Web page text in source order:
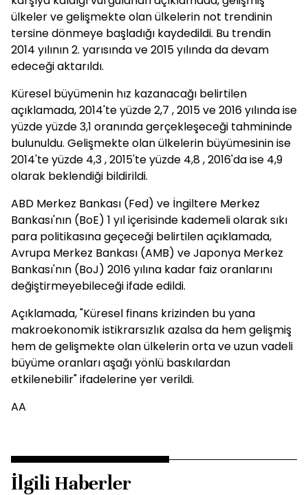
ülkeler ve gelişmekte olan ülkelerin not trendinin
tersine dönmeye başladığı kaydedildi. Bu trendin
2014 yılının 2. yarısında ve 2015 yılında da devam
edeceği aktarıldı.
Küresel büyümenin hız kazanacağı belirtilen
açıklamada, 2014'te yüzde 2,7 , 2015 ve 2016 yılında ise
yüzde yüzde 3,1 oranında gerçekleşeceği tahmininde
bulunuldu. Gelişmekte olan ülkelerin büyümesinin ise
2014'te yüzde 4,3 , 2015'te yüzde 4,8 , 2016'da ise 4,9
olarak beklendiği bildirildi.
ABD Merkez Bankası (Fed) ve İngiltere Merkez
Bankası'nın (BoE) 1 yıl içerisinde kademeli olarak sıkı
para politikasına geçeceği belirtilen açıklamada,
Avrupa Merkez Bankası (AMB) ve Japonya Merkez
Bankası'nın (BoJ) 2016 yılına kadar faiz oranlarını
değiştirmeyebileceği ifade edildi.
Açıklamada, "Küresel finans krizinden bu yana
makroekonomik istikrarsızlık azalsa da hem gelişmiş
hem de gelişmekte olan ülkelerin orta ve uzun vadeli
büyüme oranları aşağı yönlü baskılardan
etkilenebilir" ifadelerine yer verildi.
AA
İlgili Haberler